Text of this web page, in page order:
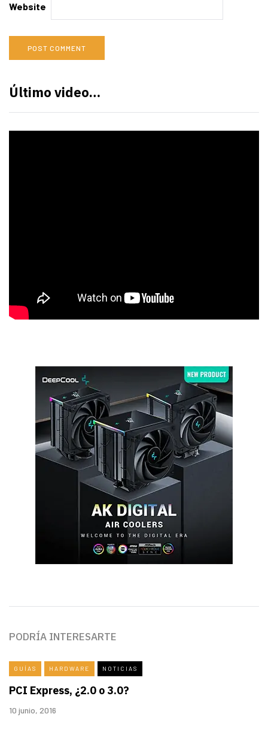
Website
Último video…
PODRÍA INTERESARTE
GUÍAS HARDWARE NOTICIAS
PCI Express, ¿2.0 o 3.0?
10 junio, 2016